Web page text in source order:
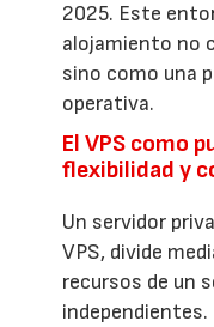
2025. Este
alojamiento no
sino como una
operativa.
El VPS como
flexibilidad y
Un servidor
VPS, divide
recursos de un
independientes.